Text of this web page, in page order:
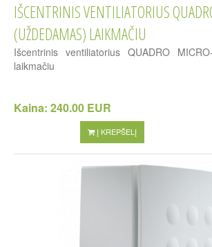
IŠCENTRINIS VENTILIATORIUS
(UŽDEDAMAS) LAIKMAČIU
Išcentrinis ventiliatorius QUADRO
laikmačiu
Kaina: 240.00 EUR
Į KREPŠELĮ